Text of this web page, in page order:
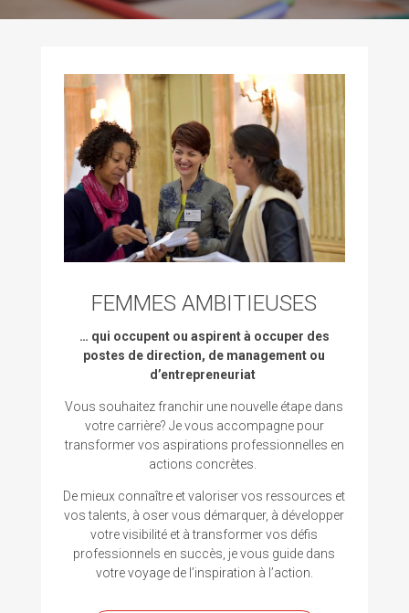
FEMMES AMBITIEUSES
… qui occupent ou aspirent à occuper des
postes de direction, de management ou
d’entrepreneuriat
Vous souhaitez franchir une nouvelle étape dans
votre carrière? Je vous accompagne pour
transformer vos aspirations professionnelles en
actions concrètes.
De mieux connaître et valoriser vos ressources et
vos talents, à oser vous démarquer, à développer
votre visibilité et à transformer vos défis
professionnels en succès, je vous guide dans
votre voyage de l’inspiration à l’action.